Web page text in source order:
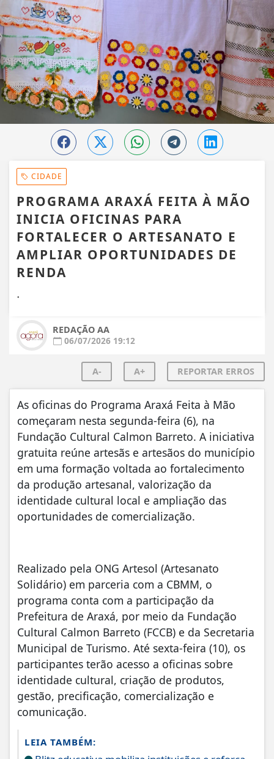
CIDADE
PROGRAMA ARAXÁ FEITA À MÃO
INICIA OFICINAS PARA
FORTALECER O ARTESANATO E
AMPLIAR OPORTUNIDADES DE
RENDA
.
REDAÇÃO AA
06/07/2026 19:12
A- A+ REPORTAR ERROS
As oficinas do Programa Araxá Feita à Mão
começaram nesta segunda-feira (6), na
Fundação Cultural Calmon Barreto. A iniciativa
gratuita reúne artesãs e artesãos do município
em uma formação voltada ao fortalecimento
da produção artesanal, valorização da
identidade cultural local e ampliação das
oportunidades de comercialização.
Realizado pela ONG Artesol (Artesanato
Solidário) em parceria com a CBMM, o
programa conta com a participação da
Prefeitura de Araxá, por meio da Fundação
Cultural Calmon Barreto (FCCB) e da Secretaria
Municipal de Turismo. Até sexta-feira (10), os
participantes terão acesso a oficinas sobre
identidade cultural, criação de produtos,
gestão, precificação, comercialização e
comunicação.
LEIA TAMBÉM: